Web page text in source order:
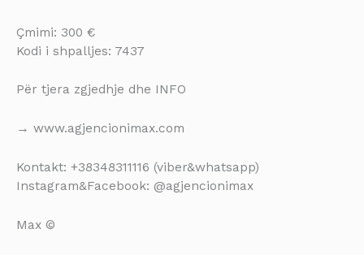
Çmimi: 300 €
Kodi i shpalljes: 7437
Për tjera zgjedhje dhe INFO
→ www.agjencionimax.com
Kontakt: +38348311116 (viber&whatsapp)
Instagram&Facebook: @agjencionimax
Max ©